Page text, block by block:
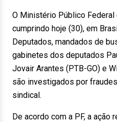
O Ministério Público
cumprindo hoje (30), em
Deputados, mandados de
gabinetes dos deputados
Jovair Arantes (PTB-GO) e
são investigados por
sindical.
De acordo com a PF, a